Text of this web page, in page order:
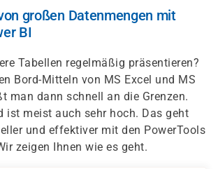
großen Datenmengen mit
BI
Tabellen regelmäßig präsentieren?
Bord-Mitteln von MS Excel und MS
man dann schnell an die Grenzen.
ist meist auch sehr hoch. Das geht
und effektiver mit den PowerTools
zeigen Ihnen wie es geht.